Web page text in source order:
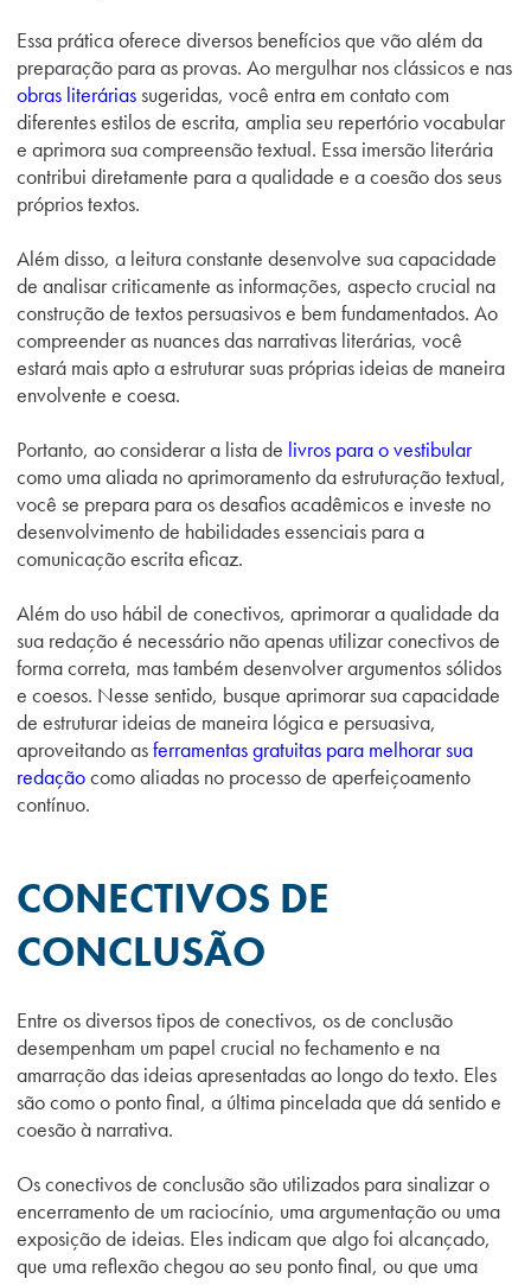
Essa prática oferece diversos benefícios que vão além da
preparação para as provas. Ao mergulhar nos clássicos e nas
obras literáriassugeridas, você entra em contato com
diferentes estilos de escrita, amplia seu repertório vocabular
e aprimora sua compreensão textual. Essa imersão literária
contribui diretamente para a qualidade e a coesão dos seus
próprios textos.
Além disso, a leitura constante desenvolve sua capacidade
de analisar criticamente as informações, aspecto crucial na
construção de textos persuasivos e bem fundamentados. Ao
compreender as nuances das narrativas literárias, você
estará mais apto a estruturar suas próprias ideias de maneira
envolvente e coesa.
Portanto, ao considerar a lista de livros para o vestibular
como uma aliada no aprimoramento da estruturação textual,
você se prepara para os desafios acadêmicos e investe no
desenvolvimento de habilidades essenciais para a
comunicação escrita eficaz.
Além do uso hábil de conectivos, aprimorar a qualidade da
sua redação é necessário não apenas utilizar conectivos de
forma correta, mas também desenvolver argumentos sólidos
e coesos. Nesse sentido, busque aprimorar sua capacidade
de estruturar ideias de maneira lógica e persuasiva,
aproveitando asferramentas gratuitas para melhorar sua
redaçãocomo aliadas no processo de aperfeiçoamento
contínuo.
CONECTIVOS DE
CONCLUSÃO
Entre os diversos tipos de conectivos, os de conclusão
desempenham um papel crucial no fechamento e na
amarração das ideias apresentadas ao longo do texto. Eles
são como o ponto final, a última pincelada que dá sentido e
coesão à narrativa.
Os conectivos de conclusão são utilizados para sinalizar o
encerramento de um raciocínio, uma argumentação ou uma
exposição de ideias. Eles indicam que algo foi alcançado,
que uma reflexão chegou ao seu ponto final, ou que uma